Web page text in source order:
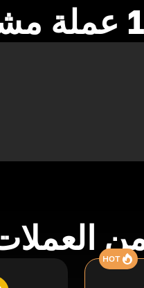
HOT